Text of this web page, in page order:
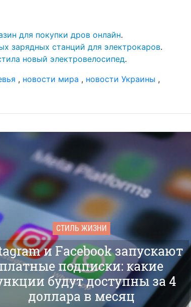
для покупки дров онлайн.
зарядных станций для электрокаров.
новый электровелосипед.
, новости мира , новости Украины ,
СТИЛЬ ЖИЗНИ
и Facebook запускают
платные подписки: какие
будут доступны за 4
доллара в месяц